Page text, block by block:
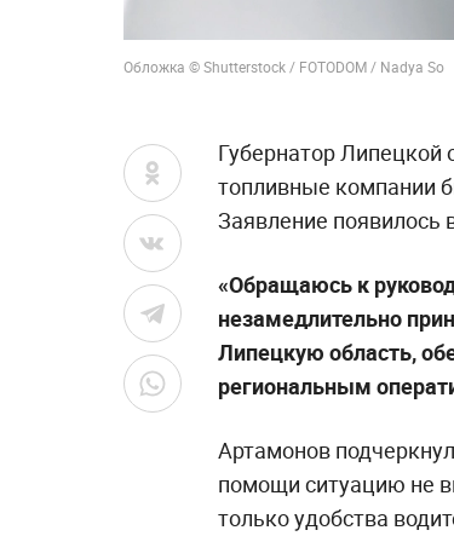
Обложка © Shutterstock / FOTODOM / Nadya So
Губернатор Липецкой
топливные компании
Заявление появилось
«Обращаюсь к
незамедлительно
Липецкую область,
региональным
Артамонов
помощи ситуацию не
только удобства